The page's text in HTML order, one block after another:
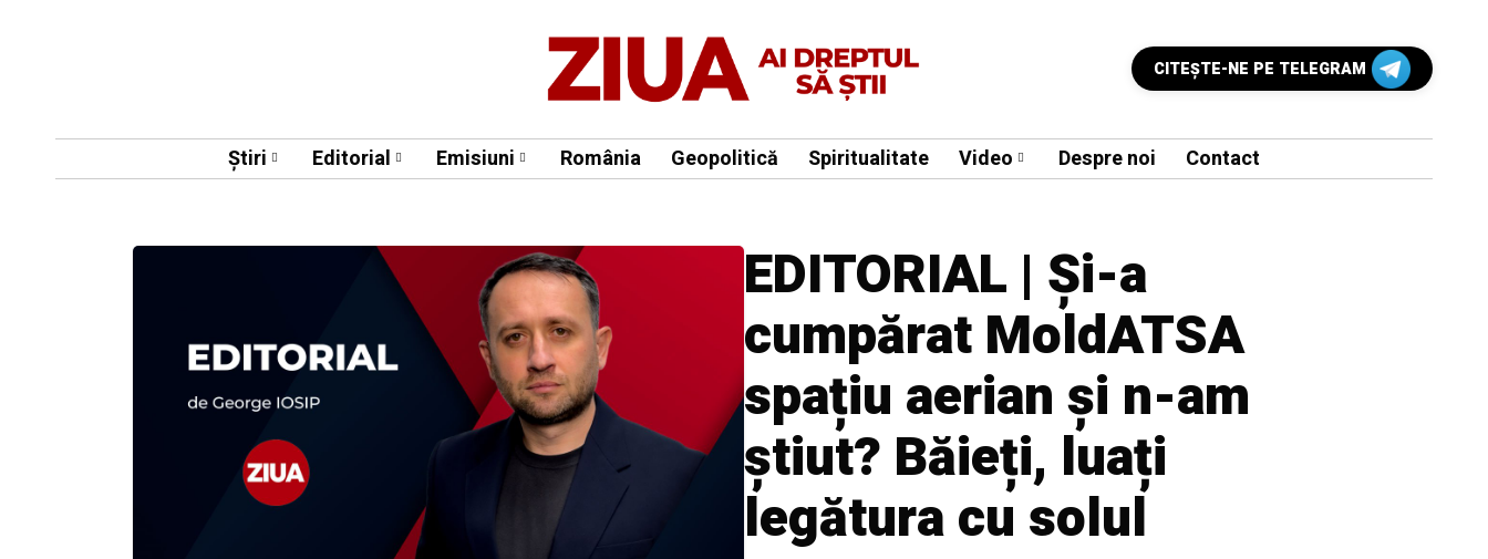
CITEŞTE-NE PE TELEGRAM
Știri Editorial Emisiuni România Geopolitică Spiritualitate Video Despre noi Contact
EDITORIAL | Și-a
cumpărat MoldATSA
spațiu aerian și n-am
știut? Băieți, luați
legătura cu solul